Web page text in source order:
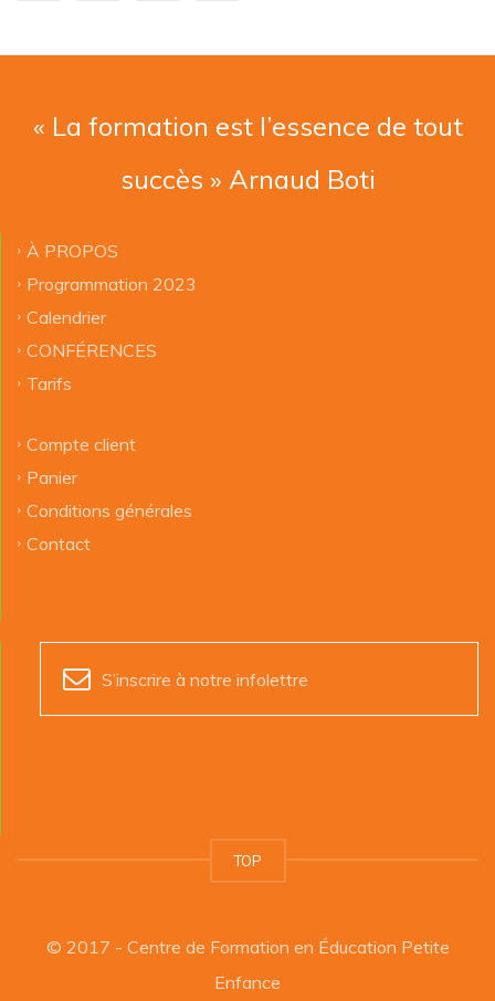
« La formation est l’essence de tout
succès » Arnaud Boti
À PROPOS
Programmation 2023
Calendrier
CONFÉRENCES
Tarifs
Compte client
Panier
Conditions générales
Contact
S’inscrire à notre infolettre
TOP
© 2017 - Centre de Formation en Éducation Petite
Enfance